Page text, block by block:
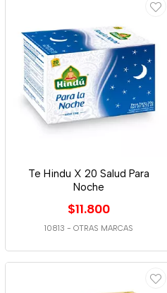
Te Hindu X 20 Salud Para
Noche
$11.800
10813 - OTRAS MARCAS